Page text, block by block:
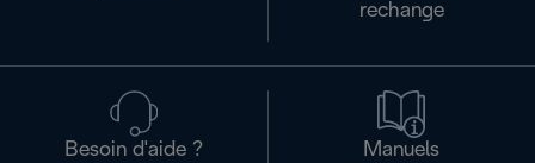
rechange
Besoin d'aide ?
Manuels